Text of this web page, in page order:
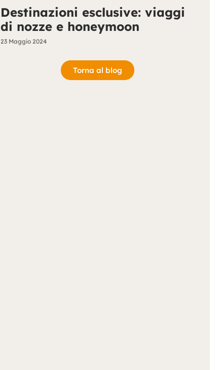
Destinazioni esclusive: viaggi
di nozze e honeymoon
23 Maggio 2024
Torna al blog